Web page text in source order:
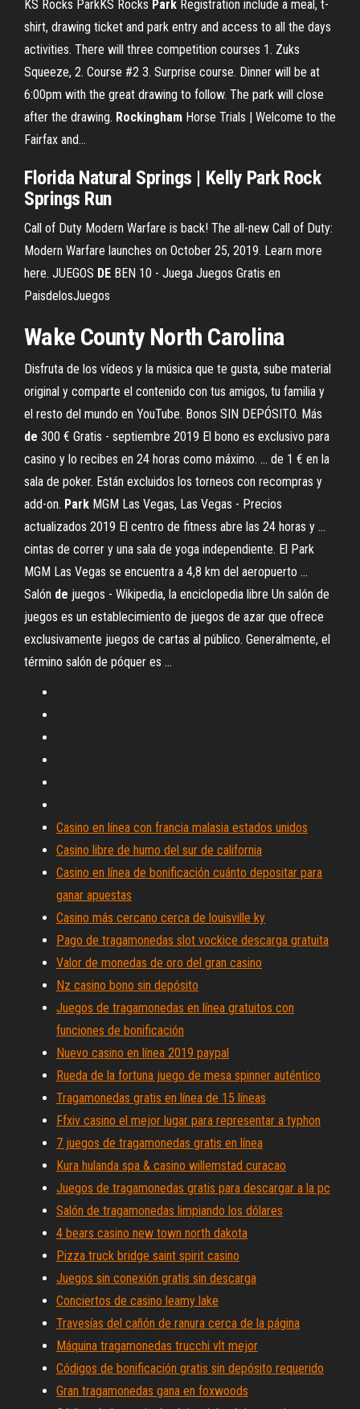
KS Rocks ParkKS Rocks Park Registration include a meal, t-
shirt, drawing ticket and park entry and access to all the days
activities. There will three competition courses 1. Zuks
Squeeze, 2. Course #2 3. Surprise course. Dinner will be at
6:00pm with the great drawing to follow. The park will close
after the drawing. Rockingham Horse Trials | Welcome to the
Fairfax and…
Florida Natural Springs | Kelly ParkRock
Springs Run
Call of Duty Modern Warfare is back! The all-new Call of Duty:
Modern Warfare launches on October 25, 2019. Learn more
here. JUEGOS DE BEN 10 - Juega Juegos Gratis en
PaisdelosJuegos
Wake County North Carolina
Disfruta de los vídeos y la música que te gusta, sube material
original y comparte el contenido con tus amigos, tu familia y
el resto del mundo en YouTube. Bonos SIN DEPÓSITO. Más
de 300 € Gratis - septiembre 2019 El bono es exclusivo para
casino y lo recibes en 24 horas como máximo. ... de 1 € en la
sala de poker. Están excluidos los torneos con recompras y
add-on. Park MGM Las Vegas, Las Vegas - Precios
actualizados 2019 El centro de fitness abre las 24 horas y ...
cintas de correr y una sala de yoga independiente. El Park
MGM Las Vegas se encuentra a 4,8 km del aeropuerto ...
Salón de juegos - Wikipedia, la enciclopedia libre Un salón de
juegos es un establecimiento de juegos de azar que ofrece
exclusivamente juegos de cartas al público. Generalmente, el
término salón de póquer es ...
Casino en línea con francia malasia estados unidos
Casino libre de humo del sur de california
Casino en línea de bonificación cuánto depositar para
ganar apuestas
Casino más cercano cerca de louisville ky
Pago de tragamonedas slot vockice descarga gratuita
Valor de monedas de oro del gran casino
Nz casino bono sin depósito
Juegos de tragamonedas en línea gratuitos con
funciones de bonificación
Nuevo casino en línea 2019 paypal
Rueda de la fortuna juego de mesa spinner auténtico
Tragamonedas gratis en línea de 15 líneas
Ffxiv casino el mejor lugar para representar a typhon
7 juegos de tragamonedas gratis en línea
Kura hulanda spa & casino willemstad curacao
Juegos de tragamonedas gratis para descargar a la pc
Salón de tragamonedas limpiando los dólares
4 bears casino new town north dakota
Pizza truck bridge saint spirit casino
Juegos sin conexión gratis sin descarga
Conciertos de casino leamy lake
Travesías del cañón de ranura cerca de la página
Máquina tragamonedas trucchi vlt mejor
Códigos de bonificación gratis sin depósito requerido
Gran tragamonedas gana en foxwoods